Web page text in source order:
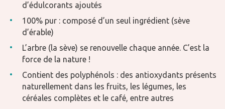
d’édulcorants ajoutés
100% pur : composé d’un seul ingrédient (sève
d’érable)
L’arbre (la sève) se renouvelle chaque année. C’est la
force de la nature !
Contient des polyphénols : des antioxydants présents
naturellement dans les fruits, les légumes, les
céréales complètes et le café, entre autres